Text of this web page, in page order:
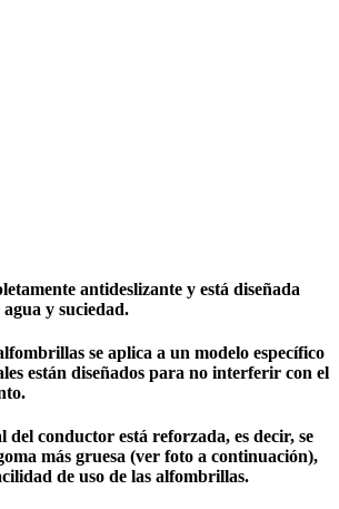
antideslizante y está diseñada
y suciedad.
se aplica a un modelo específico
están diseñados para no interferir con el
del conductor está reforzada, es decir, se
más gruesa (ver foto a continuación),
de uso de las alfombrillas.